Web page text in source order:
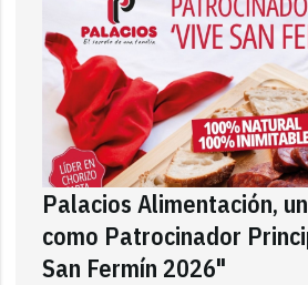
Palacios Alimentación,
como Patrocinador
San Fermín 2026"